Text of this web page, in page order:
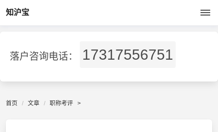
知沪宝
落户咨询电话： 17317556751
首页 文章 职称考评 >